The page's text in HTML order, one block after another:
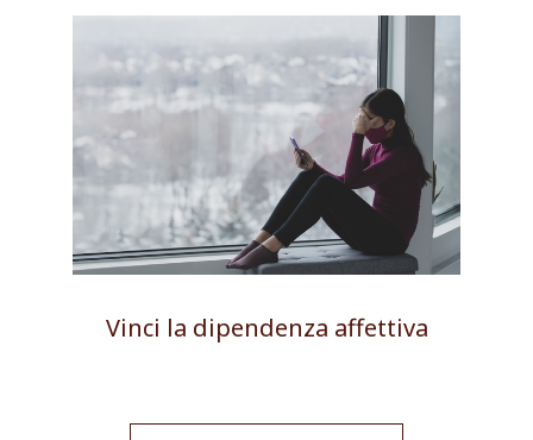
Vinci la dipendenza affettiva